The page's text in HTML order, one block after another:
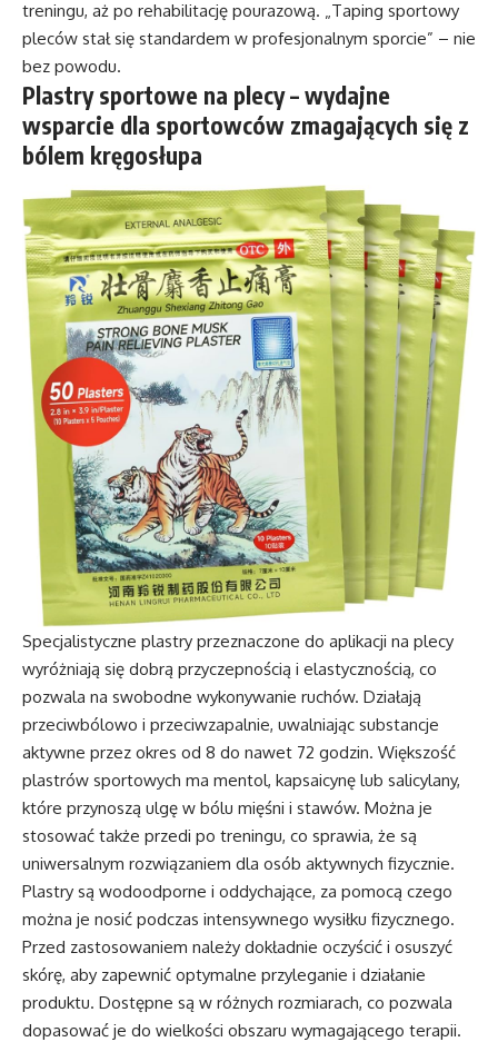
treningu, aż po rehabilitację pourazową. „Taping sportowy
pleców stał się standardem w profesjonalnym sporcie” – nie
bez powodu.
Plastry sportowe na plecy – wydajne
wsparcie dla sportowców zmagających się z
bólem kręgosłupa
Specjalistyczne plastry przeznaczone do aplikacji na plecy
wyróżniają się dobrą przyczepnością i elastycznością, co
pozwala na swobodne wykonywanie ruchów. Działają
przeciwbólowo i przeciwzapalnie, uwalniając substancje
aktywne przez okres od 8 do nawet 72 godzin. Większość
plastrów sportowych ma mentol, kapsaicynę lub salicylany,
które przynoszą ulgę w bólu mięśni i stawów. Można je
stosować także przedi po treningu, co sprawia, że są
uniwersalnym rozwiązaniem dla osób aktywnych fizycznie.
Plastry są wodoodporne i oddychające, za pomocą czego
można je nosić podczas intensywnego wysiłku fizycznego.
Przed zastosowaniem należy dokładnie oczyścić i osuszyć
skórę, aby zapewnić optymalne przyleganie i działanie
produktu. Dostępne są w różnych rozmiarach, co pozwala
dopasować je do wielkości obszaru wymagającego terapii.